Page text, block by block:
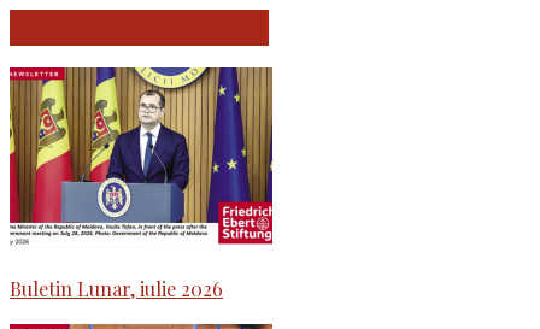
Buletin Lunar, iulie 2026